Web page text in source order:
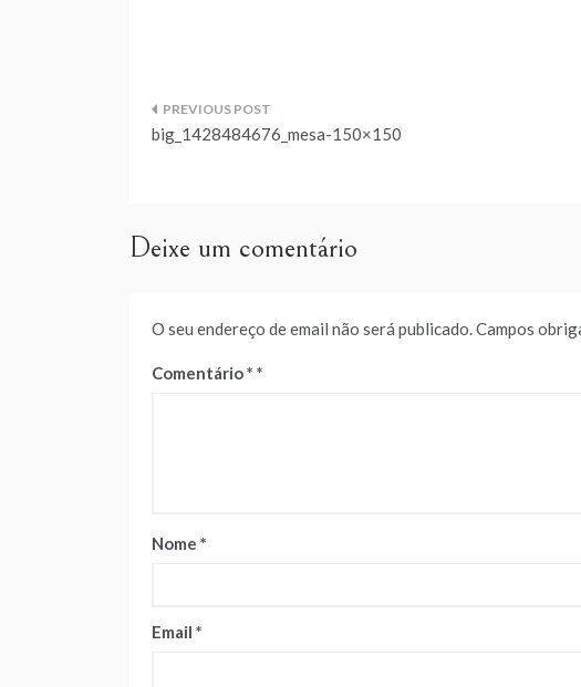
Navegação
big_1428484676_mesa-150×150
Deixe um comentário
O seu endereço de email não será publicado.Campos
Comentário*
Nome *
Email *